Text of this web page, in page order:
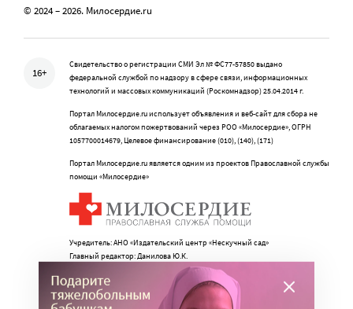
© 2024 – 2026. Милосердие.ru
16+
Свидетельство о регистрации СМИ Эл № ФС77-57850 выдано
федеральной службой по надзору в сфере связи, информационных
технологий и массовых коммуникаций (Роскомнадзор) 25.04.2014 г.
Портал Милосердие.ru использует объявления и веб-сайт для сбора не
облагаемых налогом пожертвований через РОО «Милосердие», ОГРН
1057700014679, Целевое финансирование (010), (140), (171)
Портал Милосердие.ru является одним из проектов Православной службы
помощи «Милосердие»
Учредитель: АНО «Издательский центр «Нескучный сад»
Главный редактор: Данилова Ю.К.
8-499-350-05-95